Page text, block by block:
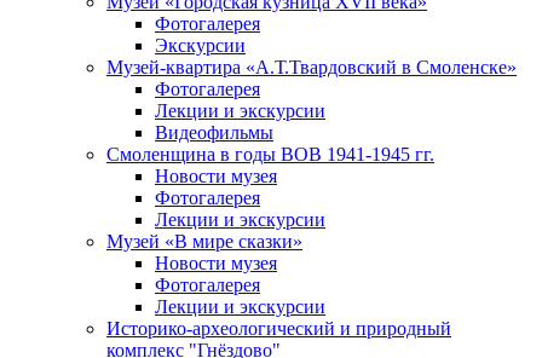
Фотогалерея
Экскурсии
Музей-квартира «А.Т.Твардовский в Смоленске»
Фотогалерея
Лекции и экскурсии
Видеофильмы
Смоленщина в годы ВОВ 1941-1945 гг.
Новости музея
Фотогалерея
Лекции и экскурсии
Музей «В мире сказки»
Новости музея
Фотогалерея
Лекции и экскурсии
Историко-археологический и природный
комплекс "Гнёздово"